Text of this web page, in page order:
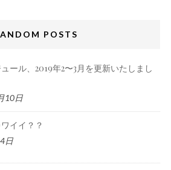
POSTS
ール、2019年2〜3月を更新いたしまし
10日
イイ？？
日